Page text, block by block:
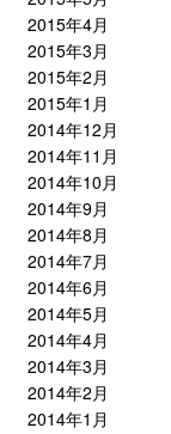
2015年4月
2015年3月
2015年2月
2015年1月
2014年12月
2014年11月
2014年10月
2014年9月
2014年8月
2014年7月
2014年6月
2014年5月
2014年4月
2014年3月
2014年2月
2014年1月